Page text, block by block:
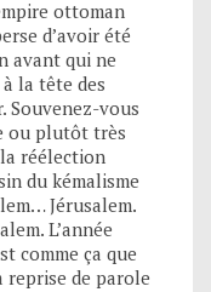
ottoman
d’avoir été
avant qui ne
la tête des
Souvenez-vous
ou plutôt très
réélection
du kémalisme
Jérusalem.
L’année
comme ça que
reprise de parole